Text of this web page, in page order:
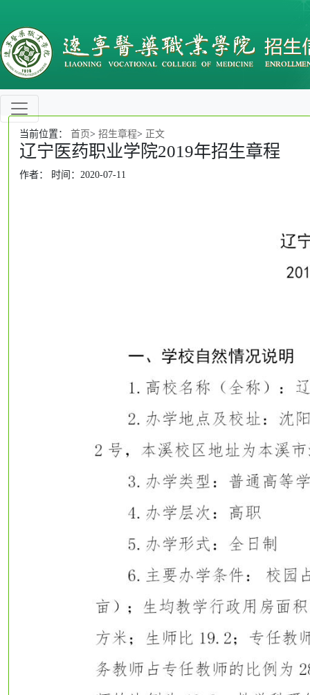
当前位置： 首页> 招生章程> 正文
辽宁医药职业学院2019年招生章程
作者： 时间：2020-07-11